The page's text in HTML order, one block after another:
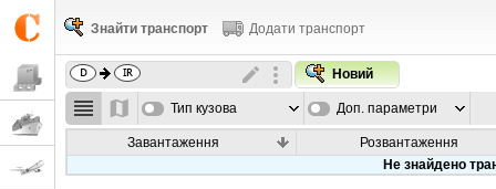
Знайти транспорт Додати транспорт
Новий
Тип кузова Доп. параметри
Завантаження
Розвантаження
Не знайдено